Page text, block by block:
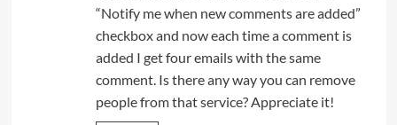
“Notify me when new comments are added”
checkbox and now each time a comment is
added I get four emails with the same
comment. Is there any way you can remove
people from that service? Appreciate it!